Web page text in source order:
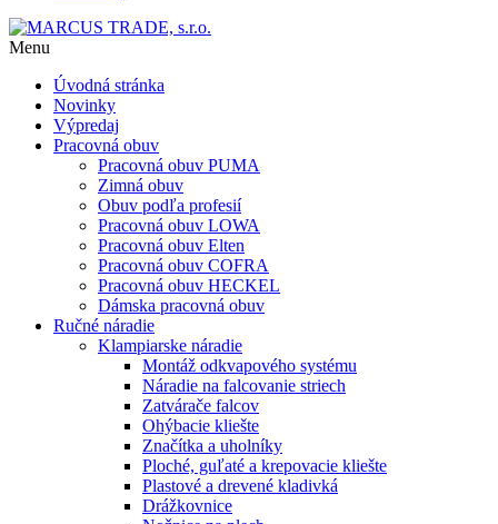
Menu
Úvodná stránka
Novinky
Výpredaj
Pracovná obuv
Pracovná obuv PUMA
Zimná obuv
Obuv podľa profesií
Pracovná obuv LOWA
Pracovná obuv Elten
Pracovná obuv COFRA
Pracovná obuv HECKEL
Dámska pracovná obuv
Ručné náradie
Klampiarske náradie
Montáž odkvapového systému
Náradie na falcovanie striech
Zatvárače falcov
Ohýbacie kliešte
Značítka a uholníky
Ploché, guľaté a krepovacie kliešte
Plastové a drevené kladivká
Drážkovnice